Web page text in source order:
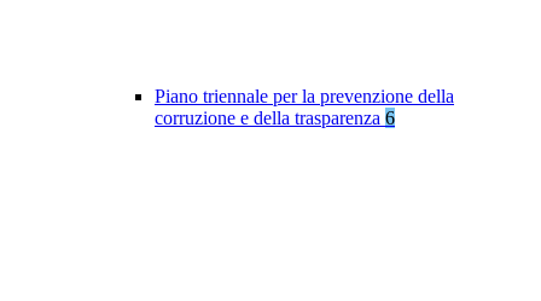
Piano triennale per la prevenzione della
corruzione e della trasparenza 6